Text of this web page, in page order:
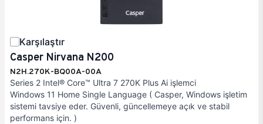
Karşılaştır
Casper Nirvana N200
N2H.270K-BQ00A-00A
Series 2 Intel® Core™ Ultra 7 270K Plus Ai işlemci
Windows 11 Home Single Language ( Casper, Windows işletim
sistemi tavsiye eder. Güvenli, güncellemeye açık ve stabil
performans için. )